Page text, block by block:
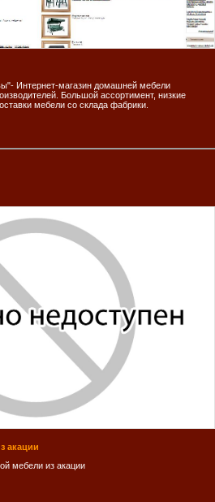
Интернет-магазин домашней мебели
Большой ассортимент, низкие
мебели со склада фабрики.
акации
мебели из акации